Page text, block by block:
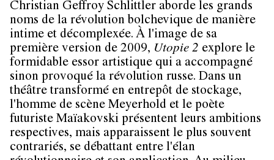
Christian Geffroy Schlittler aborde les grands
noms de la révolution bolchevique de manière
intime et décomplexée. À l'image de sa
première version de 2009, Utopie 2 explore le
formidable essor artistique qui a accompagné
sinon provoqué la révolution russe. Dans un
théâtre transformé en entrepôt de stockage,
l'homme de scène Meyerhold et le poète
futuriste Maïakovski présentent leurs ambitions
respectives, mais apparaissent le plus souvent
contrariés, se débattant entre l'élan